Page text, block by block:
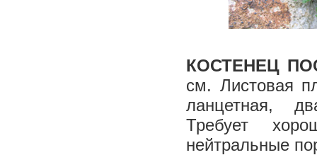
КОСТЕНЕЦ
см. Листовая
ланцетная,
Требует
нейтральные